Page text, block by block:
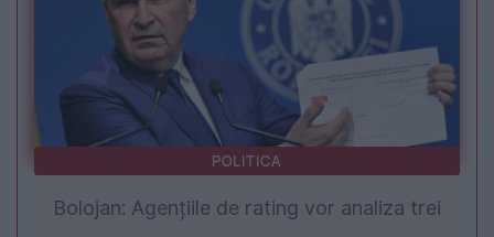
POLITICA
Bolojan: Agențiile de rating vor analiza trei